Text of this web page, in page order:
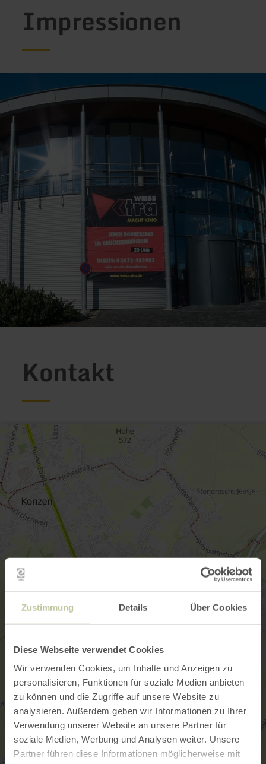
Zustimmung Details Über Cookies
Diese Webseite verwendet Cookies
Wir verwenden Cookies, um Inhalte und Anzeigen zu
personalisieren, Funktionen für soziale Medien anbieten
zu können und die Zugriffe auf unsere Website zu
analysieren. Außerdem geben wir Informationen zu Ihrer
Verwendung unserer Website an unsere Partner für
soziale Medien, Werbung und Analysen weiter. Unsere
Partner führen diese Informationen möglicherweise mit
Impressionen
Kontakt